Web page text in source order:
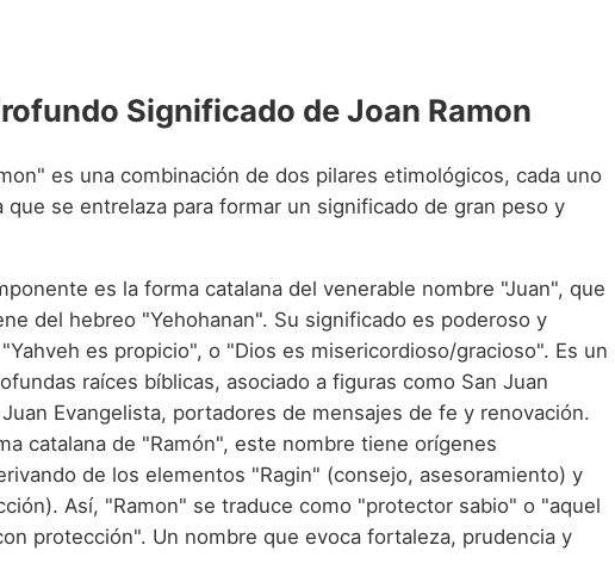
Significado de Joan Ramon
es una combinación de dos pilares etimológicos, cada uno
que se entrelaza para formar un significado de gran peso y
es la forma catalana del venerable nombre "Juan", que
del hebreo "Yehohanan". Su significado es poderoso y
es propicio", o "Dios es misericordioso/gracioso". Es un
raíces bíblicas, asociado a figuras como San Juan
Evangelista, portadores de mensajes de fe y renovación.
catalana de "Ramón", este nombre tiene orígenes
de los elementos "Ragin" (consejo, asesoramiento) y
Así, "Ramon" se traduce como "protector sabio" o "aquel
protección". Un nombre que evoca fortaleza, prudencia y